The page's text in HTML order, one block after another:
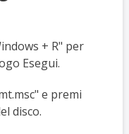
+ R" per
Esegui.
e premi
disco.